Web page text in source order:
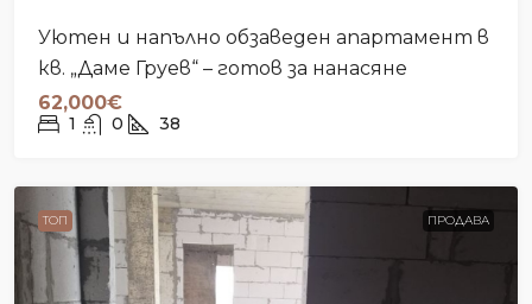
Уютен и напълно обзаведен апартамент в
кв. „Даме Груев“ – готов за нанасяне
62,000€
1 0 38
ТОП ПРОДАВА